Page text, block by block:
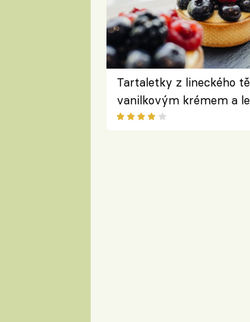
Tartaletky z lineckého
vanilkovým krémem a
ovocem podle Bread